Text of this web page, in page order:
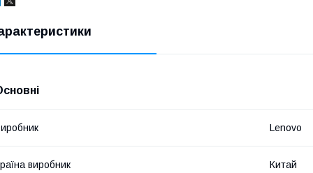
Lenovo
виробник Китай